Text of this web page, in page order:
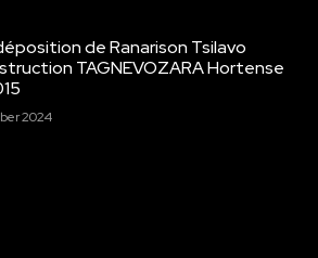
de Ranarison Tsilavo
TAGNEVOZARA Hortense
2024